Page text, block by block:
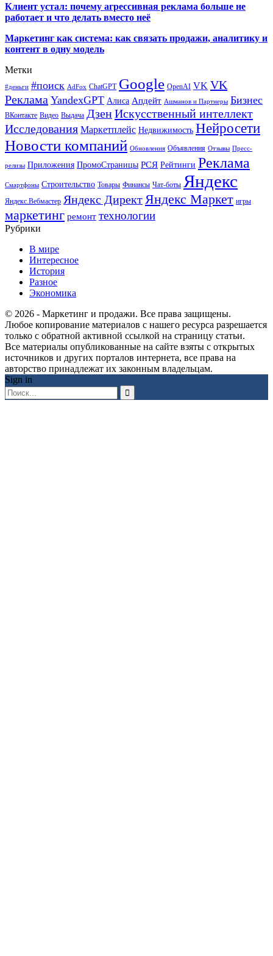
Клиент устал: почему агрессивная реклама больше не
работает и что делать вместо неё
Маркетинг как система: как связать продажи, аналитику и
контент в одну модель
Метки
#деньги #поиск AdFox ChatGPT Google OpenAI VK VK
Реклама YandexGPT Алиса Апдейт Ашманов и Партнеры Бизнес
ВКонтакте Видео Выдача ДзенИскусственный интеллект
Исследования Маркетплейс Недвижимость Нейросети
Новости компаний Обновления Объявления Отзывы Пресс-
релизы Приложения ПромоСтраницы РСЯ Рейтинги Реклама
Смартфоны Строительство Товары Финансы Чат-боты Яндекс
Яндекс.Вебмастер Яндекс Директ Яндекс Маркет игры
маркетинг ремонт технологии
Рубрики
В мире
Интересное
История
Разное
Экономика
© 2026 - Маркетинг и продажи. Все права защищены.
Любое копирование материалов с нашего ресурса разрешается
только с обратной активной ссылкой на страницу статьи.
Все материалы опубликованные на сайте взяты с открытых
источников и других порталов интернета, все права на
авторство принадлежат их законным владельцам.
Sign in